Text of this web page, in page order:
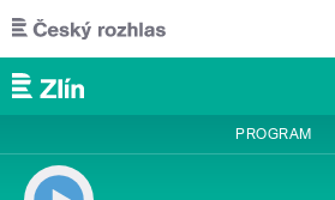
Přejít k hlavnímu obsahu
PROGRAM